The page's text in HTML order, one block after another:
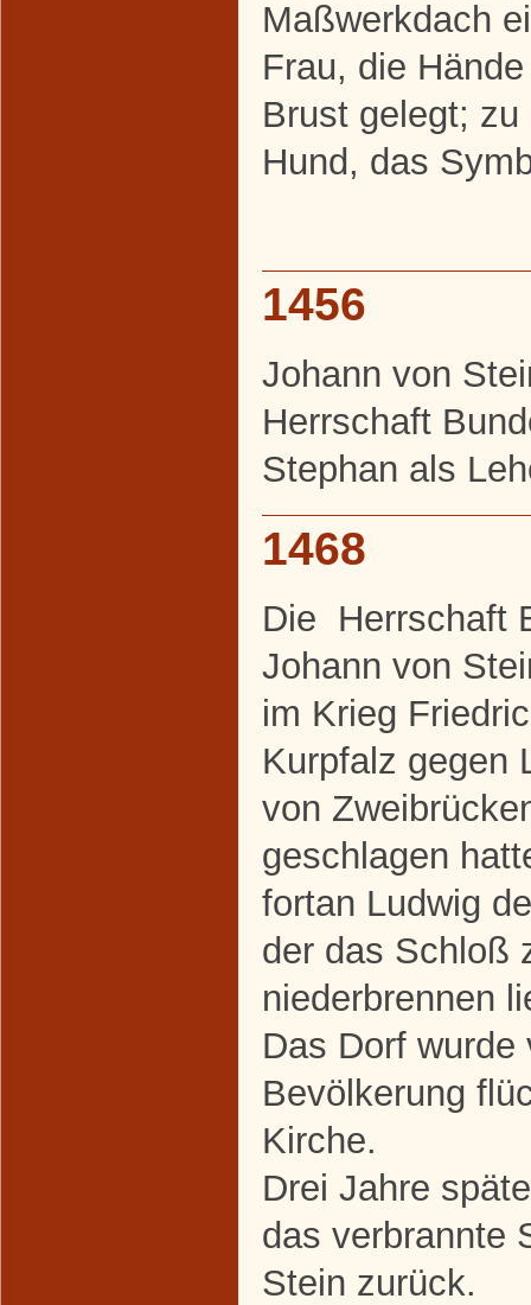
Maßwerkdach
Frau, die
Brust gelegt;
Hund, das
1456
Johann von
Herrschaft
Stephan als
1468
Die Herrschaft
Johann von
im Krieg
Kurpfalz gegen
von
geschlagen
fortan Ludwig
der das Schloß
niederbrennen
Das Dorf
Bevölkerung
Kirche.
Drei Jahre
das verbrannte
Stein zurück.